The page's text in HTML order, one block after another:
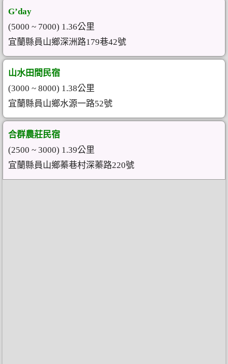
G’day
(5000 ~ 7000) 1.36公里
宜蘭縣員山鄉深洲路179巷42號
山水田間民宿
(3000 ~ 8000) 1.38公里
宜蘭縣員山鄉水源一路52號
合群農莊民宿
(2500 ~ 3000) 1.39公里
宜蘭縣員山鄉蓁巷村深蓁路220號